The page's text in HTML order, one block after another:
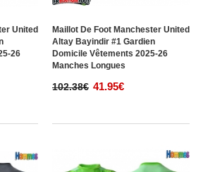
United
26
Maillot De Foot Manchester United
Altay Bayindir #1 Gardien
Domicile Vêtements 2025-26
Manches Longues
102.38€ 41.95€